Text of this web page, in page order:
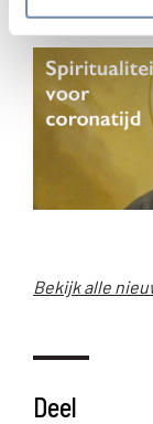
Bekijk alle
Deel